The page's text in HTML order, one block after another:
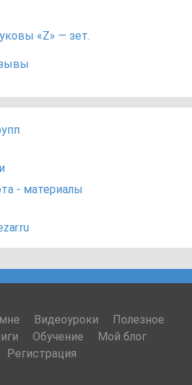
«Z» — зет.
- материалы
Видеоуроки
Полезное
Обучение
Мой блог
Регистрация